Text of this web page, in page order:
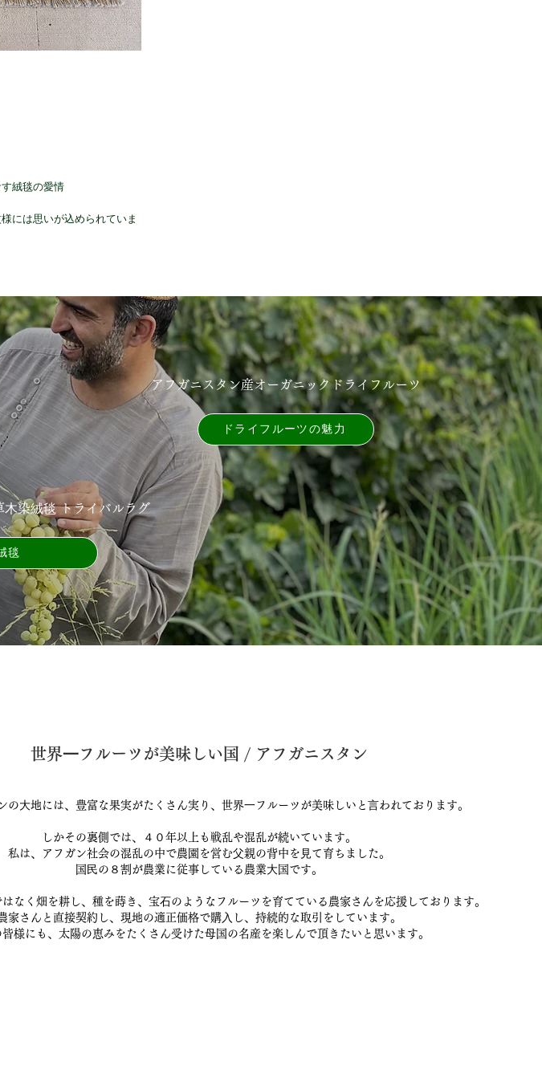
絨毯の愛情
には思いが込められていま
アフガニスタン産オーガニックドライフルーツ
ドライフルーツの魅⼒
染絨毯 トライバルラグ
毯
世界⼀フルーツが美味しい国 / アフガニスタン
の⼤地には、豊富な果実がたくさん実り、世界⼀フルーツが美味しいと⾔われております。
しかその裏側では、４０年以上も戦乱や混乱が続いています。
私は、アフガン社会の混乱の中で農園を営む⽗親の背中を⾒て育ちました。
国⺠の８割が農業に従事している農業⼤国です。
なく畑を耕し、種を蒔き、宝⽯のようなフルーツを育てている農家さんを応援しております。
家さんと直接契約し、現地の適正価格で購⼊し、持続的な取引をしています。
皆様にも、太陽の恵みをたくさん受けた⺟国の名産を楽しんで頂きたいと思います。